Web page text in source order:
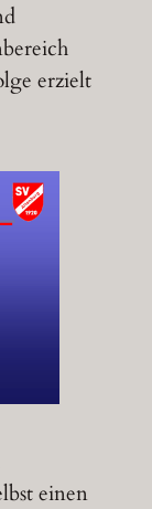
erzielt
einen